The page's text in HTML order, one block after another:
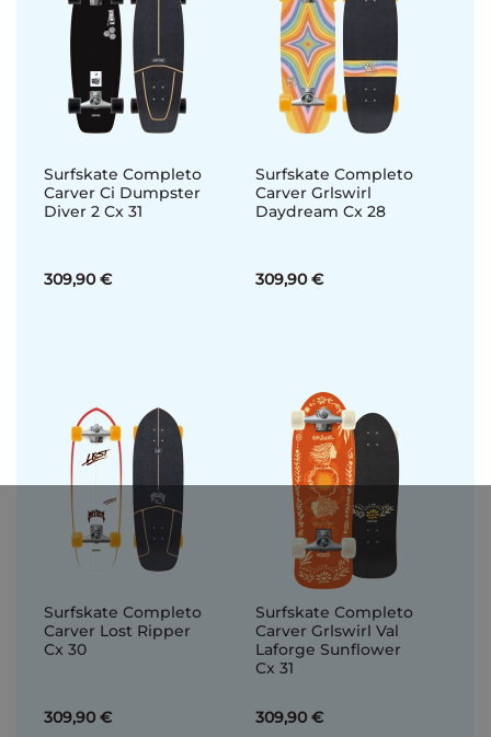
Surfskate Completo
Carver Ci Dumpster
Diver 2 Cx 31
309,90 €
Surfskate Completo
Carver Grlswirl
Daydream Cx 28
309,90 €
Surfskate Completo
Carver Lost Ripper
Cx 30
309,90 €
Surfskate Completo
Carver Grlswirl Val
Laforge Sunflower
Cx 31
309,90 €